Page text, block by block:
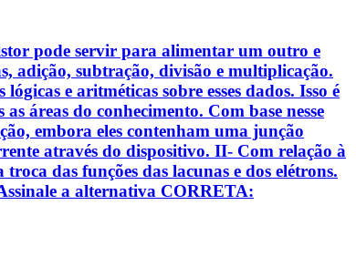
pode servir para alimentar um outro e
adição, subtração, divisão e multiplicação.
e aritméticas sobre esses dados. Isso é
áreas do conhecimento. Com base nesse
embora eles contenham uma junção
através do dispositivo. II- Com relação à
das funções das lacunas e dos elétrons.
a alternativa CORRETA: